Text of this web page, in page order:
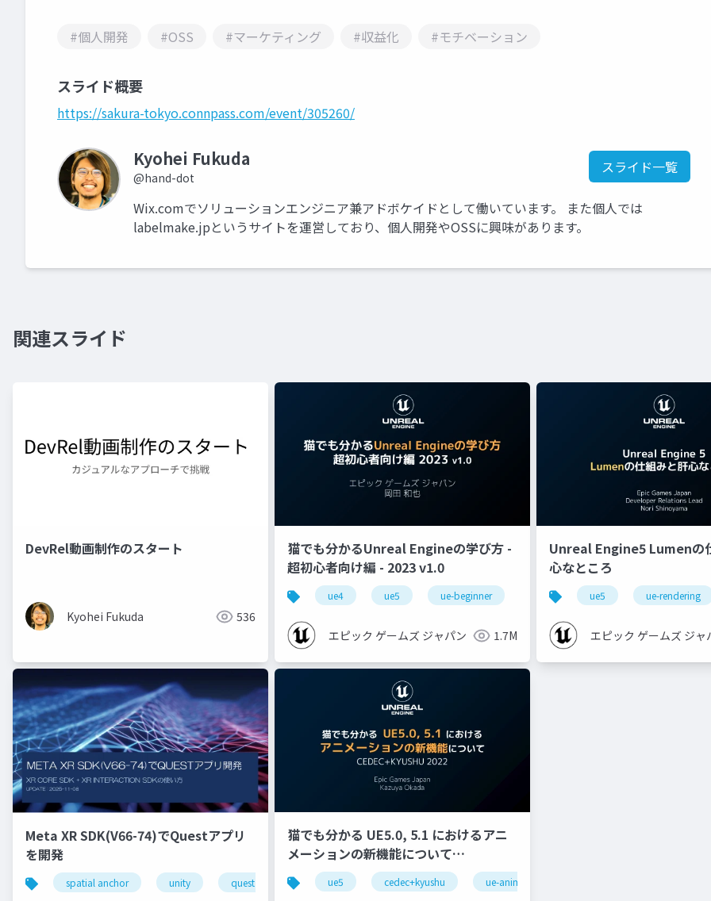
#個人開発 #OSS #マーケティング #収益化 #モチベーション
スライド概要
https://sakura-tokyo.connpass.com/event/305260/
Kyohei Fukuda
@hand-dot
スライド一覧
Wix.comでソリューションエンジニア兼アドボケイドとして働いています。 また個人では
labelmake.jpというサイトを運営しており、個人開発やOSSに興味があります。
関連スライド
DevRel動画制作のスタート
Kyohei Fukuda 536
猫でも分かるUnreal Engineの学び方 -
超初心者向け編 - 2023 v1.0
ue4 ue5 ue-beginner
エピック ゲームズ ジャパン 1.7M
Unreal Engine5 Lumenの
心なところ
ue5 ue-rendering
エピック ゲームズ ジャ
Meta XR SDK(V66-74)でQuestアプリ
を開発
spatial anchor unity quest pro shaperecognizeractivatestate oculus integration
猫でも分かる UE5.0, 5.1 におけるアニ
メーションの新機能について
【CEDEC+KYUSHU 2022】
ue5 cedec+kyushu ue-animation